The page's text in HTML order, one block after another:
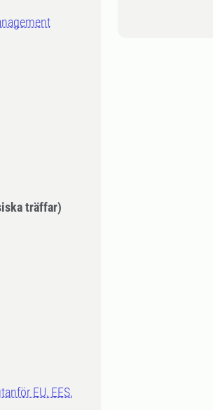
träffar)
EU, EES,